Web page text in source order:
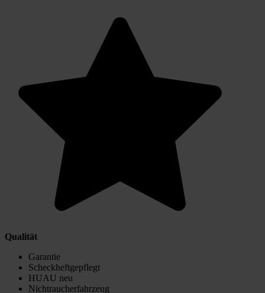
Qualität
Garantie
Scheckheftgepflegt
HUAU neu
Nichtraucherfahrzeug